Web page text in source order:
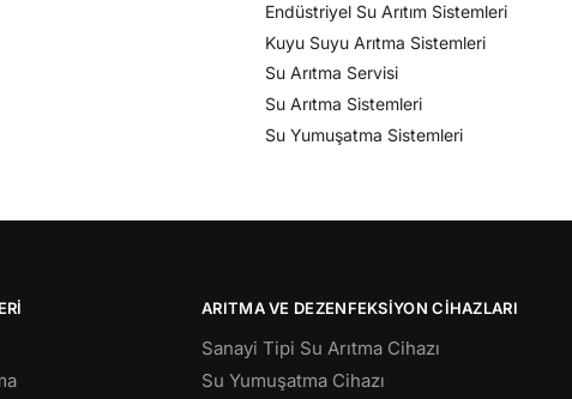
Endüstriyel Su Arıtım Sistemleri
Kuyu Suyu Arıtma Sistemleri
Su Arıtma Servisi
Su Arıtma Sistemleri
Su Yumuşatma Sistemleri
ARITMA VE DEZENFEKSIYON CIHAZLARI
Sanayi Tipi Su Arıtma Cihazı
Su Yumuşatma Cihazı